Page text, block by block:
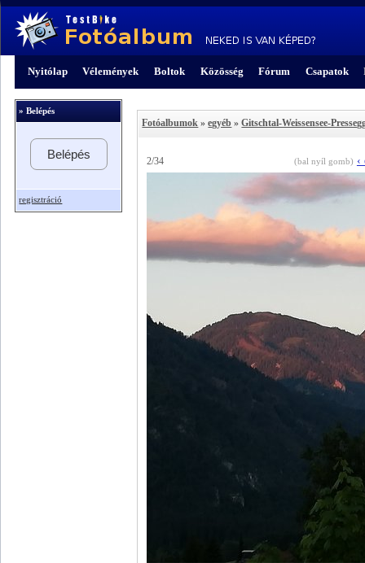
Nyitólap Vélemények Boltok Közösség Fórum Csapatok
» Belépés
Belépés
regisztráció
Fotóalbumok »egyéb »Gitschtal-Weissensee-
2/34 (bal nyíl gomb) ‹